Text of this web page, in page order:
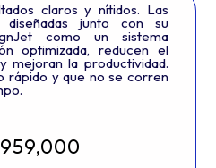
claros y nítidos. Las
diseñadas junto con su
como un sistema
optimizada, reducen el
mejoran la productividad.
rápido y que no se corren
959,000